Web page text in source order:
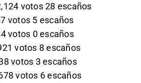
votos 28 escaños
votos 5 escaños
votos 0 escaños
votos 8 escaños
votos 3 escaños
votos 6 escaños